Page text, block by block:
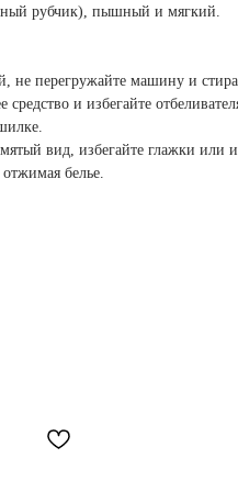
рубчик), пышный и мягкий.
не перегружайте машину и
и избегайте
вид, избегайте глажки или
белье.